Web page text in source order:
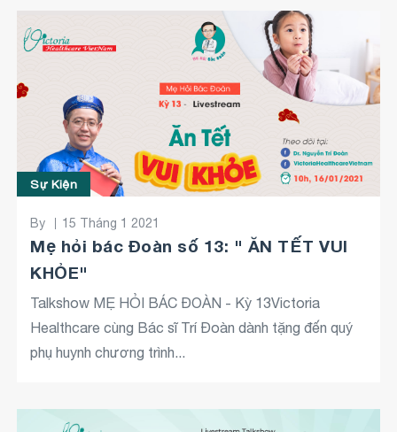
Sự Kiện
By 15 Tháng 1 2021
Mẹ hỏi bác Đoàn số 13: " ĂN TẾT VUI
KHỎE"
Talkshow MẸ HỎI BÁC ĐOÀN - Kỳ 13Victoria
Healthcare cùng Bác sĩ Trí Đoàn dành tặng đến quý
phụ huynh chương trình...